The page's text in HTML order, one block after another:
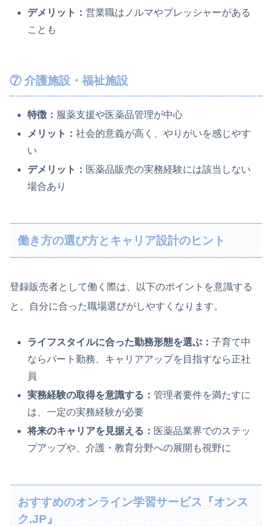
デメリット：営業職はノルマやプレッシャーがある
ことも
⑦ 介護施設・福祉施設
特徴： 服薬支援や医薬品管理が中心
メリット：社会的意義が高く、やりがいを感じやす
い
デメリット： 医薬品販売の実務経験には該当しない
場合あり
働き方の選び方とキャリア設計のヒント
登録販売者として働く際は、以下のポイントを意識する
と、自分に合った職場選びがしやすくなります。
ライフスタイルに合った勤務形態を選ぶ：子育て中
ならパート勤務、キャリアアップを目指すなら正社
員
実務経験の取得を意識する：管理者要件を満たすに
は、一定の実務経験が必要
将来のキャリアを見据える： 医薬品業界でのステッ
プアップや、介護・教育分野への展開も視野に
おすすめのオンライン学習サービス『オンス
ク.JP』